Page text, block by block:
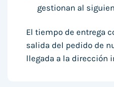
gestionan al
El tiempo de entrega
salida del pedido de
llegada a la dirección